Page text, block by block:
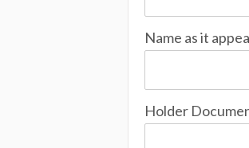
Name as it
Holder